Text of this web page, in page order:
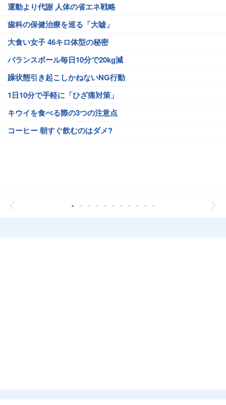
運動より代謝 人体の省エネ戦略
歯科の保健治療を巡る「大嘘」
大食い女子 46キロ体型の秘密
バランスボール毎日10分で20kg減
躁状態引き起こしかねないNG行動
1日10分で手軽に「ひざ痛対策」
キウイを食べる際の3つの注意点
コーヒー 朝すぐ飲むのはダメ?